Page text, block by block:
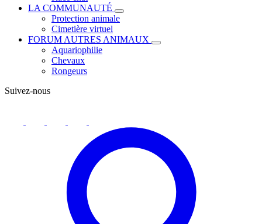
LA COMMUNAUTÉ
Protection animale
Cimetière virtuel
FORUM AUTRES ANIMAUX
Aquariophilie
Chevaux
Rongeurs
Suivez-nous